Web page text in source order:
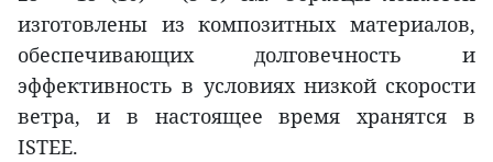
изготовлены из композитных материалов,
обеспечивающих долговечность и
эффективность в условиях низкой скорости
ветра, и в настоящее время хранятся в
ISTEE.